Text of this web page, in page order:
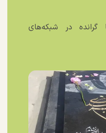
گرانده در شبکه‌های